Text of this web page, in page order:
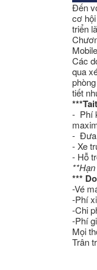
Đến
cơ
triển
Các
qua
tiết
- Phí
- Đưa
- Xe
- Hỗ
***
-Vé
-Phí
-Chi
-Phí
Mọi
Trân